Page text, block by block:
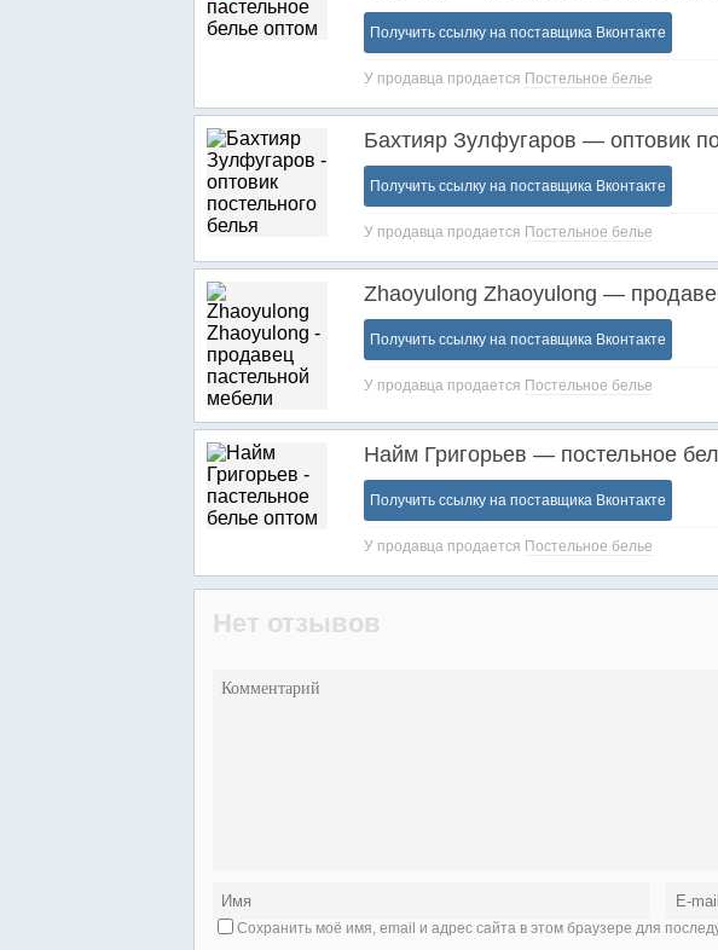
Получить ссылку на поставщика Вконтакте
У продавца продается Постельное белье
Бахтияр Зулфугаров — оптовик
Получить ссылку на поставщика Вконтакте
У продавца продается Постельное белье
Zhaoyulong Zhaoyulong —
Получить ссылку на поставщика Вконтакте
У продавца продается Постельное белье
Найм Григорьев — постельное
Получить ссылку на поставщика Вконтакте
У продавца продается Постельное белье
Нет отзывов
Сохранить моё имя, email и адрес сайта в этом браузере для